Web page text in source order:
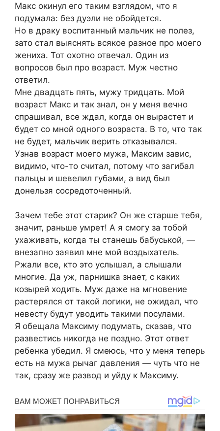
Макс окинул его таким взглядом, что я
подумала: без дуэли не обойдется.
Но в драку воспитанный мальчик не полез,
зато стал выяснять всякое разное про моего
жениха. Тот охотно отвечал. Один из
вопросов был про возраст. Муж честно
ответил.
Мне двадцать пять, мужу тридцать. Мой
возраст Макс и так знал, он у меня вечно
спрашивал, все ждал, когда он вырастет и
будет со мной одного возраста. В то, что так
не будет, мальчик верить отказывался.
Узнав возраст моего мужа, Максим завис,
видимо, что-то считал, потому что загибал
пальцы и шевелил губами, а вид был
донельзя сосредоточенный.
Зачем тебе этот старик? Он же старше тебя,
значит, раньше умрет! А я смогу за тобой
ухаживать, когда ты станешь бабуськой, —
внезапно заявил мне мой воздыхатель.
Ржали все, кто это услышал, а слышали
многие. Да уж, парнишка знает, с каких
козырей ходить. Муж даже на мгновение
растерялся от такой логики, не ожидал, что
невесту будут уводить такими посулами.
Я обещала Максиму подумать, сказав, что
развестись никогда не поздно. Этот ответ
ребенка убедил. Я смеюсь, что у меня теперь
есть на мужа рычаг давления — чуть что не
так, сразу же развод и уйду к Максиму.